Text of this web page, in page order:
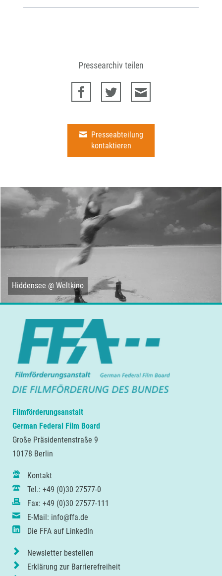
Pressearchiv teilen
Presseabteilung
kontaktieren
Hiddensee @ Weltkino
Filmförderungsanstalt
German Federal Film Board
Große Präsidentenstraße 9
10178 Berlin
Kontakt
Tel.: +49 (0)30 27577-0
Fax: +49 (0)30 27577-111
E-Mail: info@ffa.de
Die FFA auf LinkedIn
Newsletter bestellen
Erklärung zur Barrierefreiheit